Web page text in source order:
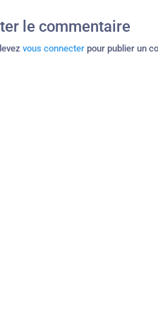
le commentaire
vous connecter pour publier un